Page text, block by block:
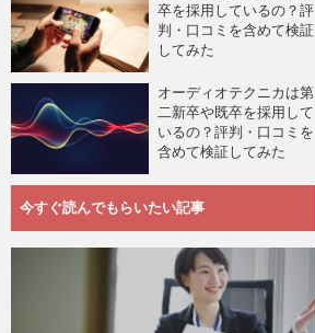
卒を採用しているの？評
判・口コミを含めて検証
してみた
オーディオテクニカは第
二新卒や既卒を採用して
いるの？評判・口コミを
含めて検証してみた
今すぐ読んでもらいたい記事